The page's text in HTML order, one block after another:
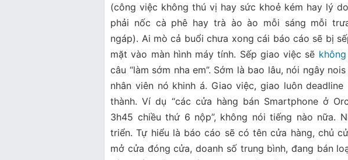
(công việc không thú vị hay sức khoẻ kém hay lý
phải nốc cà phê hay trà ào ào mỗi sáng mỗi
ngáp). Ai mò cả buổi chưa xong cái báo cáo sẽ bị
mặt vào màn hình máy tính. Sếp giao việc sẽ
câu “làm sớm nha em”. Sớm là bao lâu, nói ngây
nhân viên nó khinh á. Giao việc, giao luôn deadline
thành. Ví dụ “các cửa hàng bán Smartphone ở
3h45 chiều thứ 6 nộp”, không nói tiếng nào nữa.
triển. Tự hiểu là báo cáo sẽ có tên cửa hàng, chủ
mở cửa đóng cửa, doanh số trung bình, đang bán